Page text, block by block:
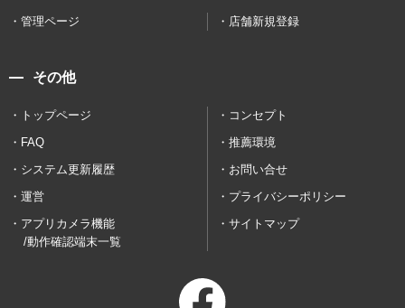
管理ページ 店舗新規登録
その他
トップページ
コンセプト
FAQ
推薦環境
システム更新履歴
お問い合せ
運営
プライバシーポリシー
アプリカメラ機能
/動作確認端末一覧
サイトマップ